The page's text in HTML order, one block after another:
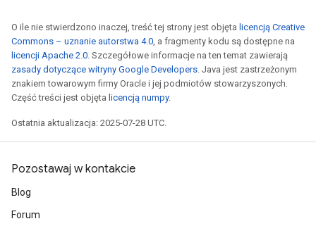
O ile nie stwierdzono inaczej, treść tej strony jest objęta licencją Creative
Commons – uznanie autorstwa 4.0, a fragmenty kodu są dostępne na
licencji Apache 2.0. Szczegółowe informacje na ten temat zawierają
zasady dotyczące witryny Google Developers. Java jest zastrzeżonym
znakiem towarowym firmy Oracle i jej podmiotów stowarzyszonych.
Część treści jest objęta licencją numpy.
Ostatnia aktualizacja: 2025-07-28 UTC.
Pozostawaj w kontakcie
Blog
Forum